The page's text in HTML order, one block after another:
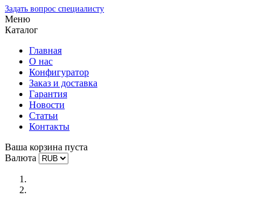
Задать вопрос специалисту
Меню
Каталог
Главная
О нас
Конфигуратор
Заказ и доставка
Гарантия
Новости
Статьи
Контакты
Ваша корзина пуста
Валюта